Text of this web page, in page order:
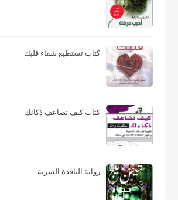
كتاب تستطيع شفاء قلبك
كتاب كيف تضاعف ذكائك
رواية النافذة السرية